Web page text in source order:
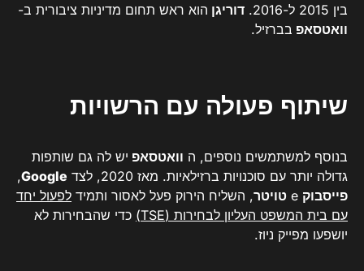
בין 2015 ל-2016.
דוריגן הוא ראש תחום מדיניות ציבורית ב-
וואטסאפ בברזיל.
שיתוף פעולה עם הרשויות
בנוסף למשתמשים נוספים, ה וואטסאפ יש לה גם שותפות
גדולה יותר עם סוכנויות ברזילאיות. מאז 2020, לצד
Google
,
פייסבוק
טויטר, השליח הירוק פעל לאסור ותמיד לפעול יחד
עם בית המשפט העליון לבחירות (TSE)
כדי שהבחירות לא
יושפעו מפייק ניוז.